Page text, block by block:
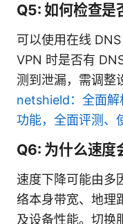
Q5: 如何检查是
可以使用在线
VPN 时是否有
测到泄漏，需调整
netshield：全面解
功能，全面评测、
Q6: 为什么速度
速度下降可能由多
络本身带宽、地理
及设备性能。切换